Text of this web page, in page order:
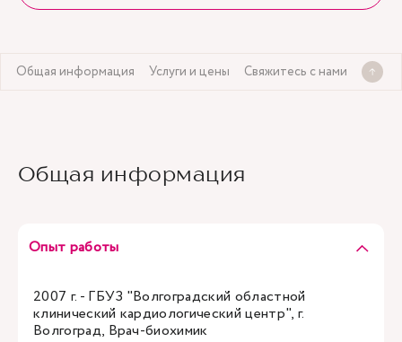
Общая информация Услуги и цены Свяжитесь с нами
Общая информация
Опыт работы
2007 г. - ГБУЗ "Волгоградский областной
клинический кардиологический центр", г.
Волгоград, Врач-биохимик